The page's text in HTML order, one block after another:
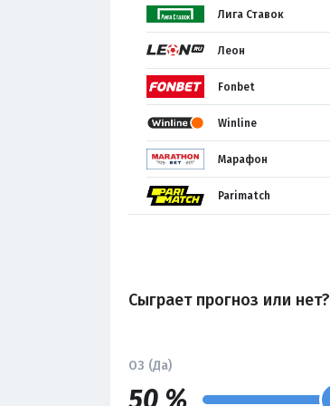
Лига Ставок
Леон
Fonbet
Winline
Марафон
Parimatch
Сыграет прогноз или нет?
ОЗ (Да)